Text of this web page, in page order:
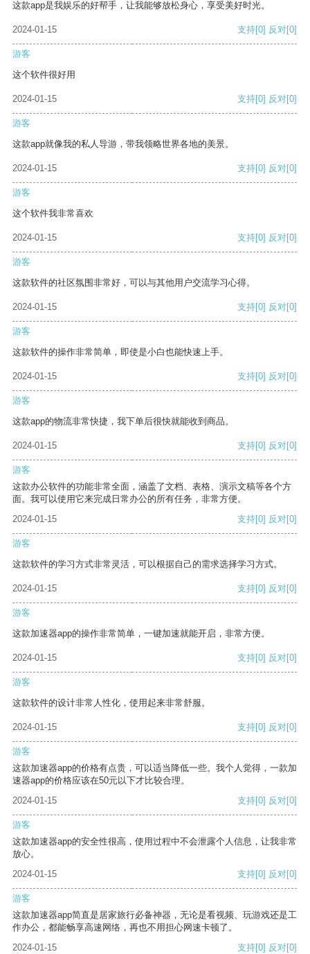
这款app是我娱乐的好帮手，让我能够放松身心，享受美好时光。
2024-01-15 支持[0] 反对[0]
游客
这个软件很好用
2024-01-15 支持[0] 反对[0]
游客
这款app就像我的私人导游，带我领略世界各地的美景。
2024-01-15 支持[0] 反对[0]
游客
这个软件我非常喜欢
2024-01-15 支持[0] 反对[0]
游客
这款软件的社区氛围非常好，可以与其他用户交流学习心得。
2024-01-15 支持[0] 反对[0]
游客
这款软件的操作非常简单，即使是小白也能快速上手。
2024-01-15 支持[0] 反对[0]
游客
这款app的物流非常快捷，我下单后很快就能收到商品。
2024-01-15 支持[0] 反对[0]
游客
这款办公软件的功能非常全面，涵盖了文档、表格、演示文稿等各个方
面。我可以使用它来完成日常办公的所有任务，非常方便。
2024-01-15
支持[0] 反对[0]
游客
这款软件的学习方式非常灵活，可以根据自己的需求选择学习方式。
2024-01-15 支持[0] 反对[0]
游客
这款加速器app的操作非常简单，一键加速就能开启，非常方便。
2024-01-15 支持[0] 反对[0]
游客
这款软件的设计非常人性化，使用起来非常舒服。
2024-01-15 支持[0] 反对[0]
游客
这款加速器app的价格有点贵，可以适当降低一些。我个人觉得，一款加
速器app的价格应该在50元以下才比较合理。
2024-01-15
支持[0] 反对[0]
游客
这款加速器app的安全性很高，使用过程中不会泄露个人信息，让我非常
放心。
2024-01-15
支持[0] 反对[0]
游客
这款加速器app简直是居家旅行必备神器，无论是看视频、玩游戏还是工
作办公，都能畅享高速网络，再也不用担心网速卡顿了。
2024-01-15
支持[0] 反对[0]